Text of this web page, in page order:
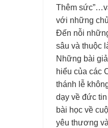
Thêm
với những
Đến nỗi
sâu và thuộc
Những bài
hiểu của các
thánh lễ
dạy về đức
bài học về
yêu thương